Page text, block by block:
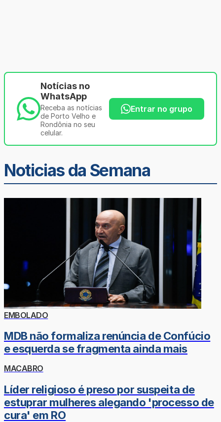
Notícias no
WhatsApp
Receba as notícias
de Porto Velho e
Rondônia no seu
celular.
Entrar no grupo
Noticias da Semana
EMBOLADO
MDB não formaliza renúncia de Confúcio
e esquerda se fragmenta ainda mais
MACABRO
Líder religioso é preso por suspeita de
estuprar mulheres alegando 'processo de
cura' em RO